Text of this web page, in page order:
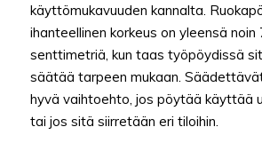
käyttömukavuuden kannalta.
ihanteellinen korkeus on yleensä noin
senttimetriä, kun taas työpöydissä
säätää tarpeen mukaan.
hyvä vaihtoehto, jos pöytää käyttää
tai jos sitä siirretään eri tiloihin.